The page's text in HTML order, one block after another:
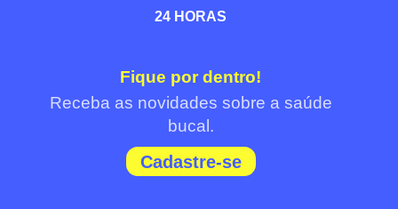
24 HORAS
Fique por dentro!
Receba as novidades sobre a saúde
bucal.
Cadastre-se